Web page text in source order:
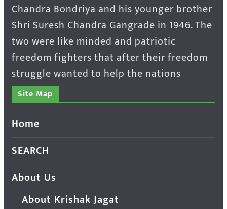
Chandra Bondriya and his younger brother
Shri Suresh Chandra Gangrade in 1946. The
two were like minded and patriotic
freedom fighters that after their freedom
struggle wanted to help the nations
Site Map
Home
SEARCH
About Us
About Krishak Jagat